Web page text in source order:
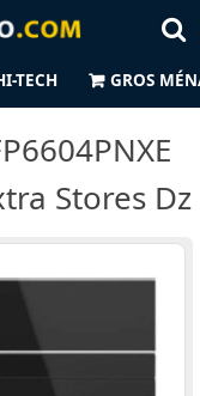
TECH GROS
Stores Dz